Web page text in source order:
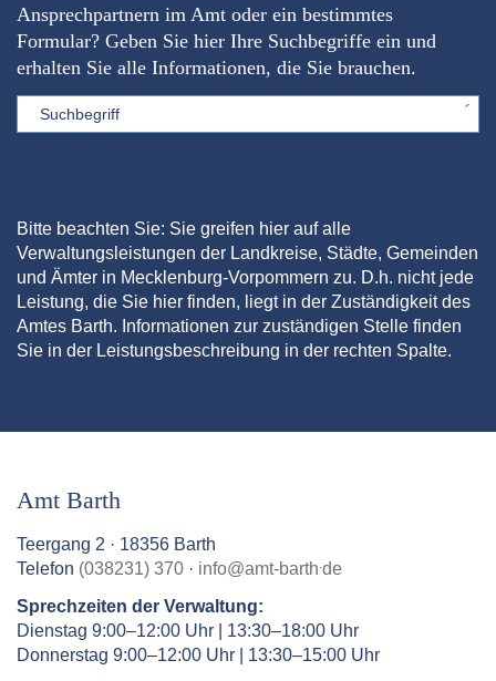
Ansprechpartnern im Amt oder ein bestimmtes
Formular? Geben Sie hier Ihre Suchbegriffe ein und
erhalten Sie alle Informationen, die Sie brauchen.
Sword
Bitte beachten Sie: Sie greifen hier auf alle
Verwaltungsleistungen der Landkreise, Städte, Gemeinden
und Ämter in Mecklenburg-Vorpommern zu. D.h. nicht jede
Leistung, die Sie hier finden, liegt in der Zuständigkeit des
Amtes Barth. Informationen zur zuständigen Stelle finden
Sie in der Leistungsbeschreibung in der rechten Spalte.
Amt Barth
Teergang 2 · 18356 Barth
Telefon (038231) 370 · info@amt-barth.de
Sprechzeiten der Verwaltung:
Dienstag 9:00–12:00 Uhr | 13:30–18:00 Uhr
Donnerstag 9:00–12:00 Uhr | 13:30–15:00 Uhr